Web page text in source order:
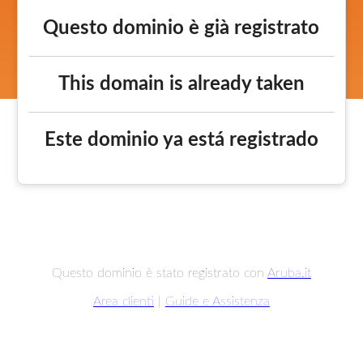
Questo dominio è già registrato
This domain is already taken
Este dominio ya está registrado
Questo dominio è stato registrato con Aruba.it
Area clienti Guide e Assistenza